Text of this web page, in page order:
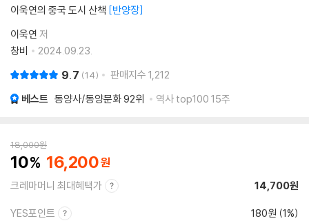
이욱연의 중국 도시 산책 반양장
이욱연 저
창비
2024.09.23.
9.7 14 판매지수 1,212
베스트 동양사/동양문화92위 역사 top100 15주
18,000원
10 16,200
크레마머니 최대혜택가 14,700원
YES포인트 180원 (1%)